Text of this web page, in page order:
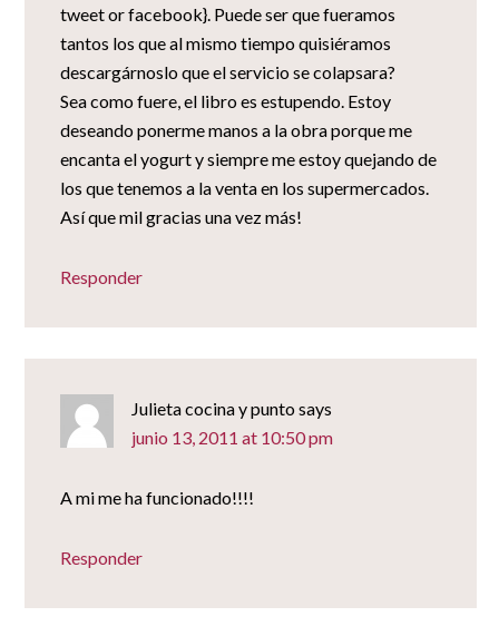
tweet or facebook}. Puede ser que fueramos
tantos los que al mismo tiempo quisiéramos
descargárnoslo que el servicio se colapsara?
Sea como fuere, el libro es estupendo. Estoy
deseando ponerme manos a la obra porque me
encanta el yogurt y siempre me estoy quejando de
los que tenemos a la venta en los supermercados.
Así que mil gracias una vez más!
Responder
Julieta cocina y puntosays
junio 13, 2011 at 10:50 pm
A mi me ha funcionado!!!!
Responder